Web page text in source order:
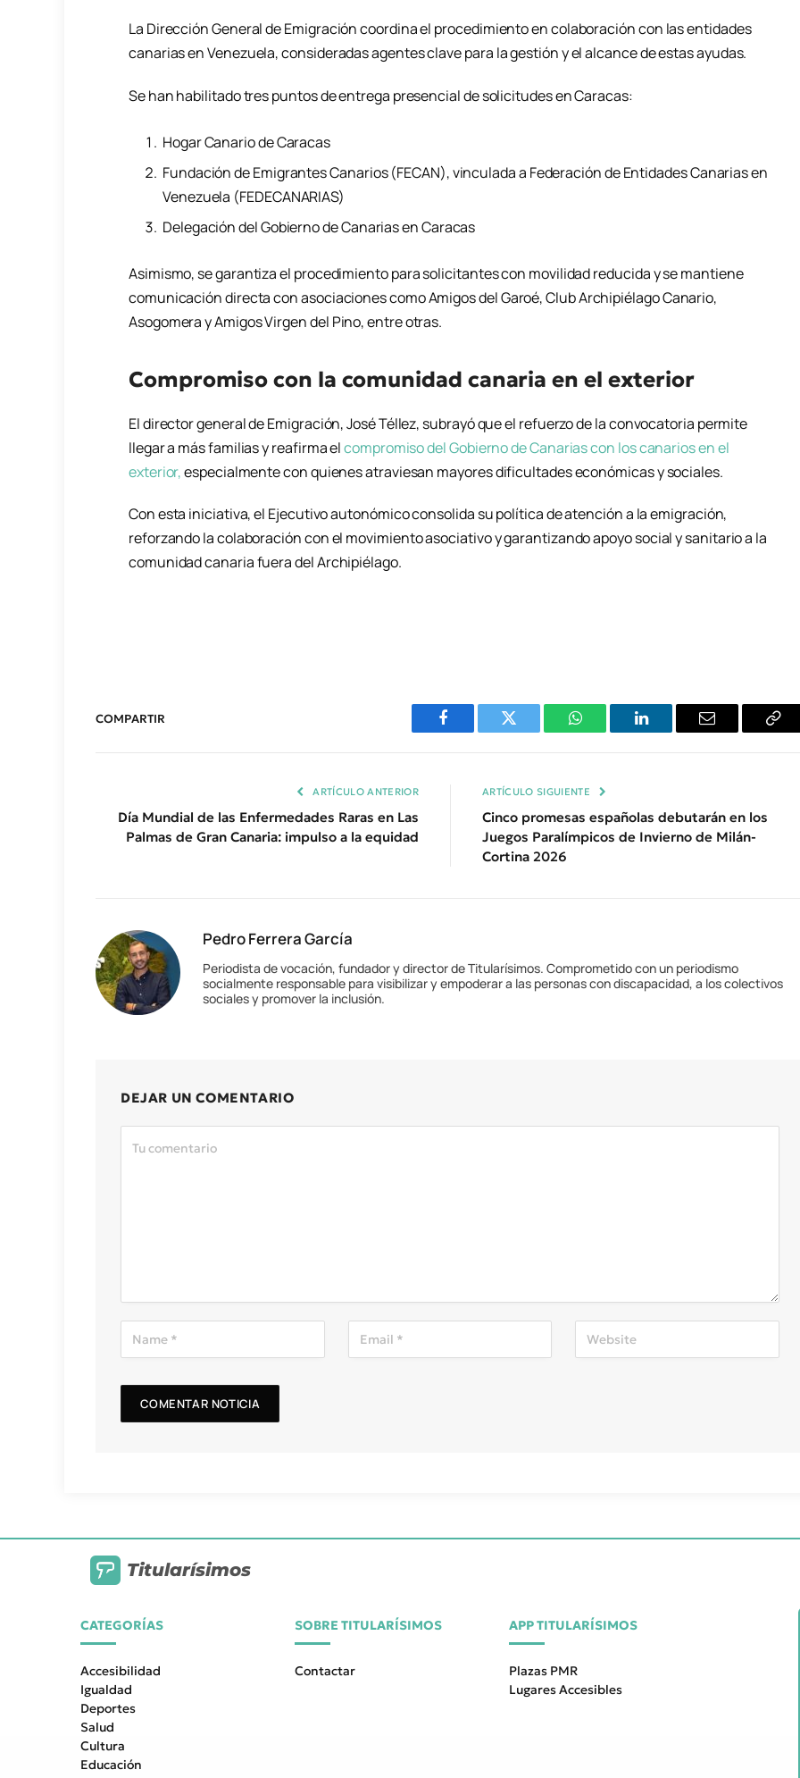
La Dirección General de Emigración coordina el procedimiento en colaboración con las entidades
canarias en Venezuela, consideradas agentes clave para la gestión y el alcance de estas ayudas.
Se han habilitado tres puntos de entrega presencial de solicitudes en Caracas:
Hogar Canario de Caracas
Fundación de Emigrantes Canarios (FECAN), vinculada a Federación de Entidades Canarias en
Venezuela (FEDECANARIAS)
Delegación del Gobierno de Canarias en Caracas
Asimismo, se garantiza el procedimiento para solicitantes con movilidad reducida y se mantiene
comunicación directa con asociaciones como Amigos del Garoé, Club Archipiélago Canario,
Asogomera y Amigos Virgen del Pino, entre otras.
Compromiso con la comunidad canaria en el exterior
El director general de Emigración, José Téllez, subrayó que el refuerzo de la convocatoria permite
llegar a más familias y reafirma elcompromiso del Gobierno de Canarias con los canarios en el
exterior,especialmente con quienes atraviesan mayores dificultades económicas y sociales.
Con esta iniciativa, el Ejecutivo autonómico consolida su política de atención a la emigración,
reforzando la colaboración con el movimiento asociativo y garantizando apoyo social y sanitario a la
comunidad canaria fuera del Archipiélago.
COMPARTIR
Facebook Twitter WhatsAppLinkedIn Email
ARTÍCULO ANTERIOR
Día Mundial de las Enfermedades Raras en Las
Palmas de Gran Canaria: impulso a la equidad
ARTÍCULO SIGUIENTE
Cinco promesas españolas debutarán en los
Juegos Paralímpicos de Invierno de Milán-
Cortina 2026
Pedro Ferrera García
Periodista de vocación, fundador y director de Titularísimos. Comprometido con un periodismo
socialmente responsable para visibilizar y empoderar a las personas con discapacidad, a los colectivos
sociales y promover la inclusión.
DEJAR UN COMENTARIO
Titularísimos
CATEGORÍAS
Accesibilidad
Igualdad
Deportes
Salud
Cultura
Educación
SOBRE TITULARÍSIMOS
Contactar
APP TITULARÍSIMOS
Plazas PMR
Lugares Accesibles